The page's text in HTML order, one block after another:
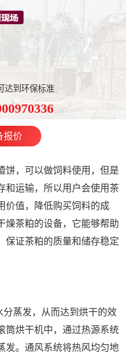
达到环保标准
报价
，可以做饲料使用，但是
和运输，所以用户会使用茶
价值，降低购买饲料的成
燥茶粕的设备，它能够帮助
保证茶粕的质量和储存稳定
蒸发，从而达到烘干的效
筒烘干机中，通过热源系统
发。通风系统将热风均匀地